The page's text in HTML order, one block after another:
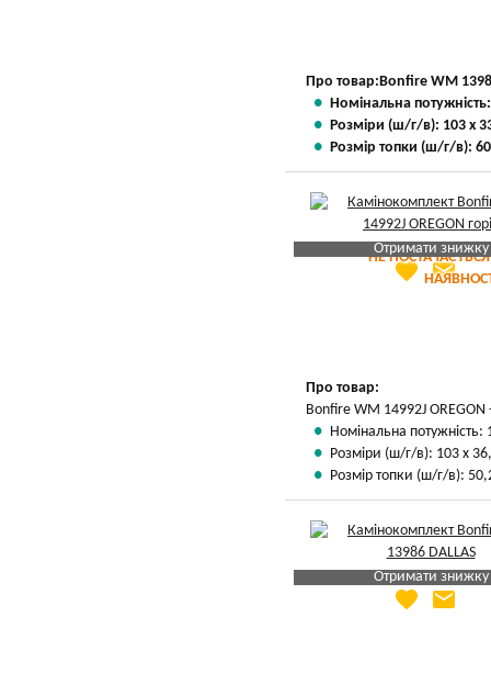
Про товар:Bonfire WM
Номінальна
Розміри (ш/г/в): 103 х
Розмір топки (ш/г/в):
НЕ
Отримати знижку
Яка Ваша ціна?
favorite email
Про товар:
Bonfire WM 14992J
Номінальна потужність:
Розміри (ш/г/в): 103 х
Розмір топки (ш/г/в):
Отримати знижку
Яка Ваша ціна
favorite email